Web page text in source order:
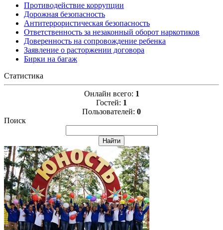
Противодействие коррупции
Дорожная безопасность
Антитеррористическая безопасность
Ответственность за незаконный оборот наркотиков
Доверенность на сопровождение ребенка
Заявление о расторжении договора
Бирки на багаж
Статистика
Онлайн всего: 1
Гостей: 1
Пользователей: 0
Поиск